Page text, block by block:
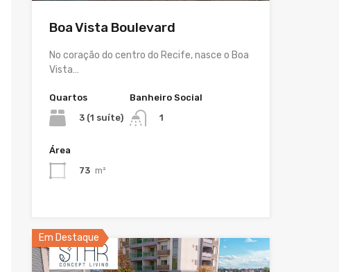
Boa Vista Boulevard
No coração do centro do Recife, nasce o Boa
Vista…
Quartos
3 (1 suíte)
Banheiro Social
1
Área
73 m²
Em Destaque